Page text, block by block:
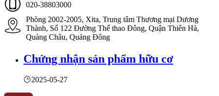
020-38803000
Phòng 2002-2005, Xita, Trung tâm Thương mại Dương
Thành, Số 122 Đường Thể thao Đông, Quận Thiên Hà,
Quảng Châu, Quảng Đông
Chứng nhận sản phẩm hữu cơ
2025-05-27